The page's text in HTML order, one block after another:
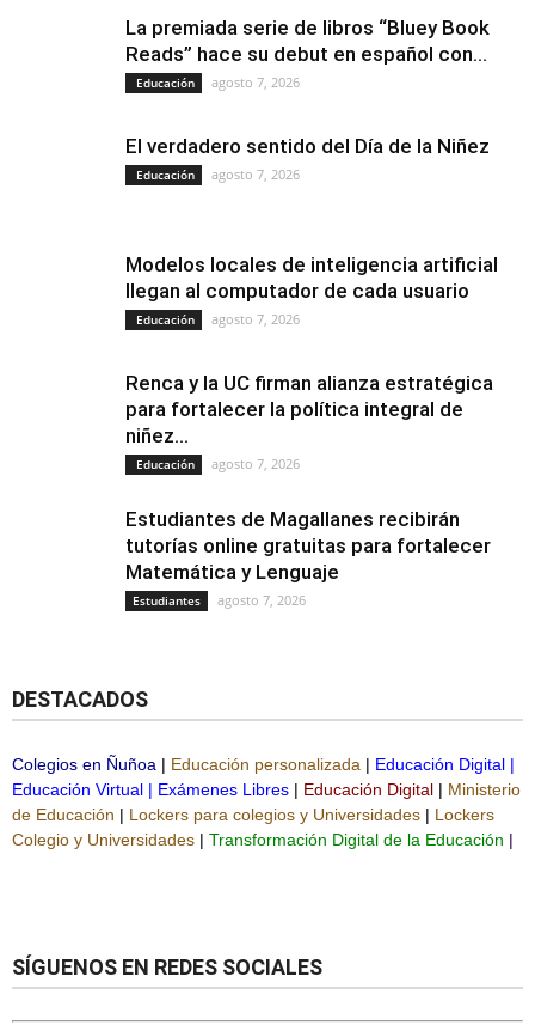
La premiada serie de libros “Bluey Book
Reads” hace su debut en español con...
Educación agosto 7, 2026
El verdadero sentido del Día de la Niñez
Educación agosto 7, 2026
Modelos locales de inteligencia artificial
llegan al computador de cada usuario
Educación agosto 7, 2026
Renca y la UC firman alianza estratégica
para fortalecer la política integral de
niñez...
Educación agosto 7, 2026
Estudiantes de Magallanes recibirán
tutorías online gratuitas para fortalecer
Matemática y Lenguaje
Estudiantes agosto 7, 2026
DESTACADOS
Colegios en Ñuñoa | Educación personalizada | Educación Digital |
Educación Virtual | Exámenes Libres | Educación Digital | Ministerio
de Educación | Lockers para colegios y Universidades | Lockers
Colegio y Universidades | Transformación Digital de la Educación |
SÍGUENOS EN REDES SOCIALES